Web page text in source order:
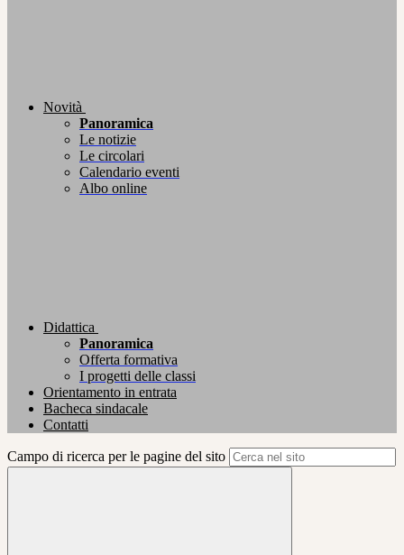
Novità
Panoramica
Le notizie
Le circolari
Calendario eventi
Albo online
Didattica
Panoramica
Offerta formativa
I progetti delle classi
Orientamento in entrata
Bacheca sindacale
Contatti
Campo di ricerca per le pagine del sito